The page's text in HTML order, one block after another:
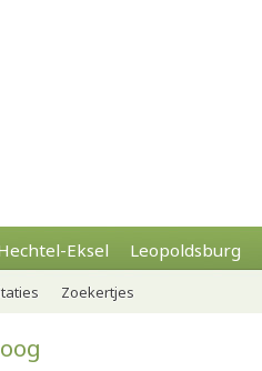
Eksel Leopoldsburg
Zoekertjes